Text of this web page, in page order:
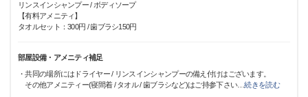
リンスインシャンプー / ボディソープ
【有料アメニティ】
タオルセット：300円 / 歯ブラシ150円
部屋設備・アメニティ補足
・共同の場所にはドライヤー / リンスインシャンプーの備え付けはございます。
その他アメニティー(寝間着 / タオル / 歯ブラシなど)はご持参下さい…続きを読む